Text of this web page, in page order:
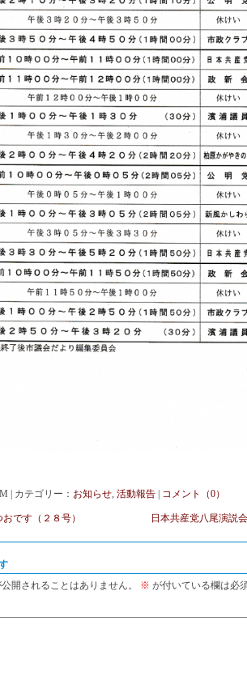
| カテゴリー： お知らせ, 活動報告 コメント（0）
です（２８号） 日本共産党八尾演説
開されることはありません。
※ が付いている欄は必